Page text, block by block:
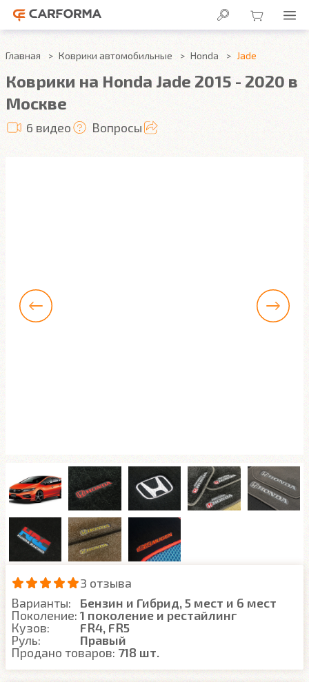
Главная Коврики автомобильные Honda Jade
Коврики на Honda Jade 2015 - 2020 в
Москве
6 видео Вопросы
3 отзыва
Варианты:
Бензин и Гибрид, 5 мест и 6 мест
Поколение: 1 поколение и рестайлинг
Кузов:
FR4, FR5
Руль:
Правый
Продано товаров: 718 шт.